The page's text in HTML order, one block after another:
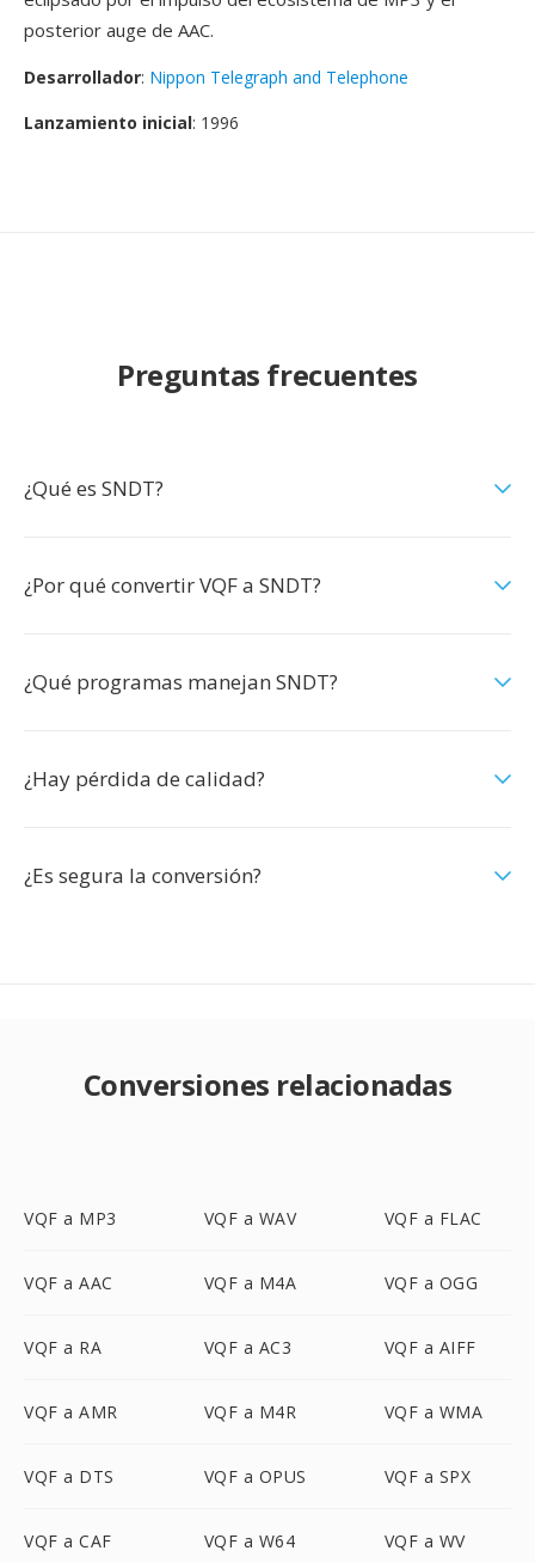
posterior auge de AAC.
Desarrollador: Nippon Telegraph and Telephone
Lanzamiento inicial: 1996
Preguntas frecuentes
¿Qué es SNDT?
¿Por qué convertir VQF a SNDT?
¿Qué programas manejan SNDT?
¿Hay pérdida de calidad?
¿Es segura la conversión?
Conversiones relacionadas
VQF a MP3 VQF a WAV VQF a FLAC
VQF a AAC VQF a M4A VQF a OGG
VQF a RA VQF a AC3 VQF a AIFF
VQF a AMR VQF a M4R VQF a WMA
VQF a DTS VQF a OPUS VQF a SPX
VQF a CAF VQF a W64 VQF a WV